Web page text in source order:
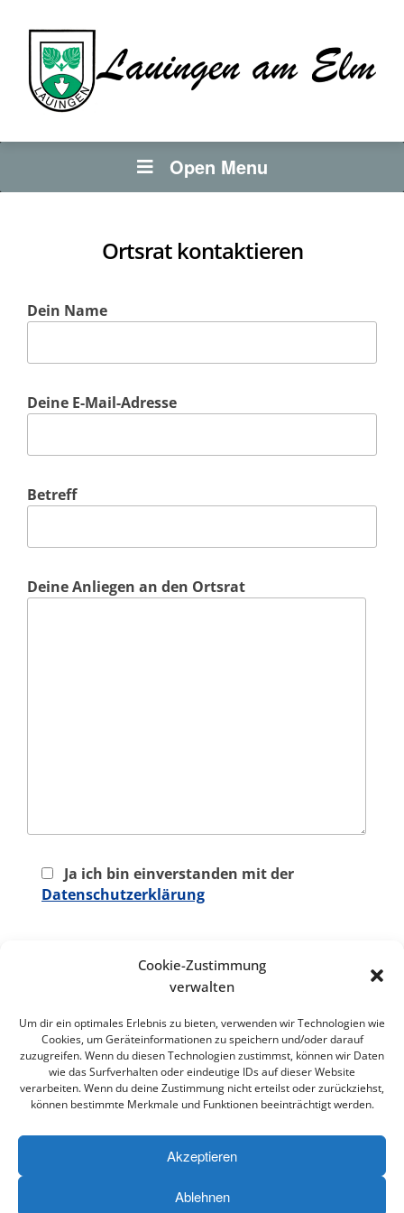
Cookie-Zustimmung
verwalten
Um dir ein optimales Erlebnis zu bieten, verwenden wir Technologien wie
Cookies, um Geräteinformationen zu speichern und/oder darauf
zuzugreifen. Wenn du diesen Technologien zustimmst, können wir Daten
wie das Surfverhalten oder eindeutige IDs auf dieser Website
verarbeiten. Wenn du deine Zustimmung nicht erteilst oder zurückziehst,
können bestimmte Merkmale und Funktionen beeinträchtigt werden.
Akzeptieren
Ablehnen
Open Menu
Ortsrat kontaktieren
Dein Name
Deine E-Mail-Adresse
Betreff
Deine Anliegen an den Ortsrat
Ja ich bin einverstanden mit der
Datenschutzerklärung
Datenschutzerklärung